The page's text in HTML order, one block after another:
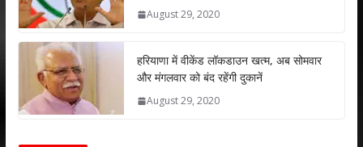
August 29, 2020
हरियाणा में वीकेंड लॉकडाउन खत्म, अब सोमवार
और मंगलवार को बंद रहेंगी दुकानें
August 29, 2020